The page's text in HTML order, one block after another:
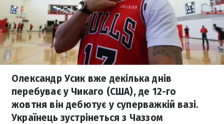
Олександр Усик вже декілька днів
перебуває у Чикаго (США), де 12-го
жовтня він дебютує у суперважкій вазі.
Українець зустрінеться з Чаззом